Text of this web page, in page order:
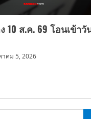
10 ส.ค. 69 โอนเข้า
าคม 5, 2026